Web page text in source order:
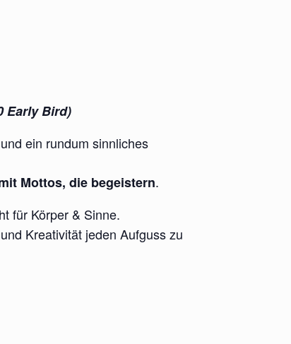
Early Bird)
ein rundum sinnliches
Mottos, die begeistern.
für Körper & Sinne.
Kreativität jeden Aufguss zu